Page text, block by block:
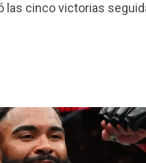
las cinco victorias